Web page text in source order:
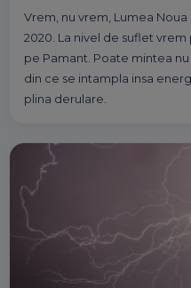
Vrem, nu vrem, Lumea
2020. La nivel de suflet
pe Pamant. Poate mintea
din ce se intampla insa
plina derulare.